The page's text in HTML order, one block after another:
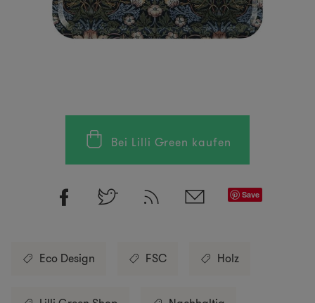
Bei Lilli Green kaufen
Save
Eco Design FSC Holz